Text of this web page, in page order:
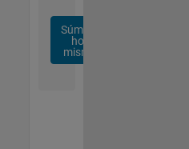
Súmese
hoy
mismo